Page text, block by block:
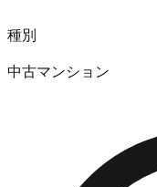
種別
中古マンション